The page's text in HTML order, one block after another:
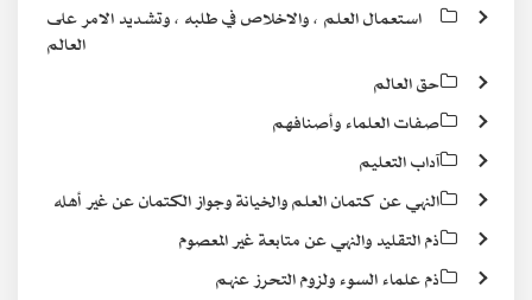
استعمال العلم ، والاخلاص في طلبه ، وتشديد الامر على
العالم
حق العالم
صفات العلماء وأصنافهم
آداب التعليم
النهي عن كتمان العلم والخيانة وجواز الكتمان عن غير أهله
ذم التقليد والنهي عن متابعة غير المعصوم
ذم علماء السوء ولزوم التحرز عنهم